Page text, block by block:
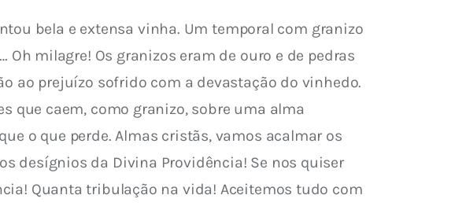
bela e extensa vinha. Um temporal com granizo
milagre! Os granizos eram de ouro e de pedras
ao prejuízo sofrido com a devastação do vinhedo.
que caem, como granizo, sobre uma alma
o que perde. Almas cristãs, vamos acalmar os
desígnios da Divina Providência! Se nos quiser
Quanta tribulação na vida! Aceitemos tudo com